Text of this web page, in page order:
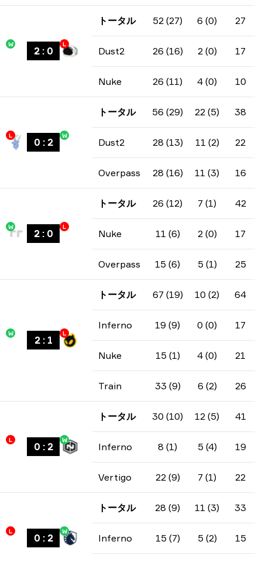
W
2: 0
L
トータル 52 (27) 6 (0) 27
Dust2 26 (16) 2 (0) 17
Nuke 26 (11) 4 (0) 10
L
0 : 2
W
トータル 56 (29) 22 (5) 38
Dust2 28 (13) 11 (2) 22
Overpass 28 (16) 11 (3) 16
W
2: 0
L
トータル 26 (12) 7 (1) 42
Nuke 11 (6) 2 (0) 17
Overpass 15 (6) 5 (1) 25
W
2: 1
L
トータル 67 (19) 10 (2) 64
Inferno 19 (9) 0 (0) 17
Nuke 15 (1) 4 (0) 21
Train 33 (9) 6 (2) 26
L
0 : 2
W
トータル 30 (10) 12 (5) 41
Inferno 8 (1) 5 (4) 19
Vertigo 22 (9) 7 (1) 22
L
0 : 2
W
トータル 28 (9) 11 (3) 33
Inferno 15 (7) 5 (2) 15